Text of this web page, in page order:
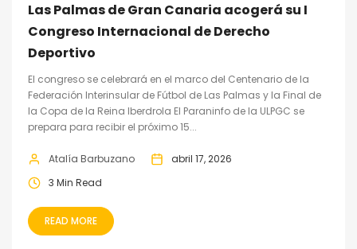
Las Palmas de Gran Canaria acogerá su I
Congreso Internacional de Derecho
Deportivo
El congreso se celebrará en el marco del Centenario de la
Federación Interinsular de Fútbol de Las Palmas y la Final de
la Copa de la Reina Iberdrola El Paraninfo de la ULPGC se
prepara para recibir el próximo 15...
Atalía Barbuzano
abril 17, 2026
3 Min Read
READ MORE